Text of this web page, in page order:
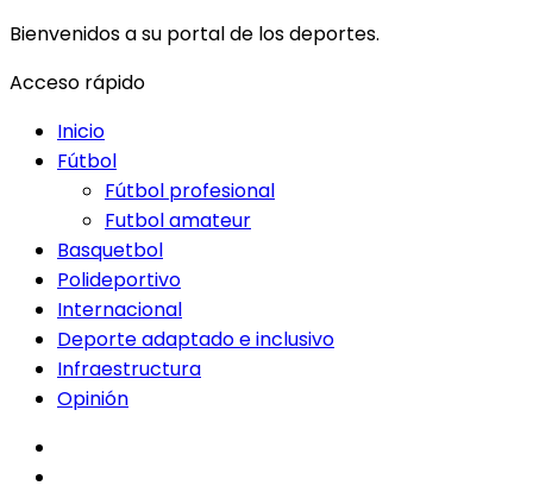
Bienvenidos a su portal de los deportes.
Acceso rápido
Inicio
Fútbol
Fútbol profesional
Futbol amateur
Basquetbol
Polideportivo
Internacional
Deporte adaptado e inclusivo
Infraestructura
Opinión